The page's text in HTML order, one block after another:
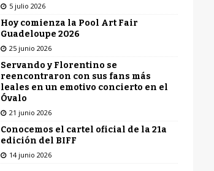
5 julio 2026
Hoy comienza la Pool Art Fair
Guadeloupe 2026
25 junio 2026
Servando y Florentino se
reencontraron con sus fans más
leales en un emotivo concierto en el
Óvalo
21 junio 2026
Conocemos el cartel oficial de la 21a
edición del BIFF
14 junio 2026